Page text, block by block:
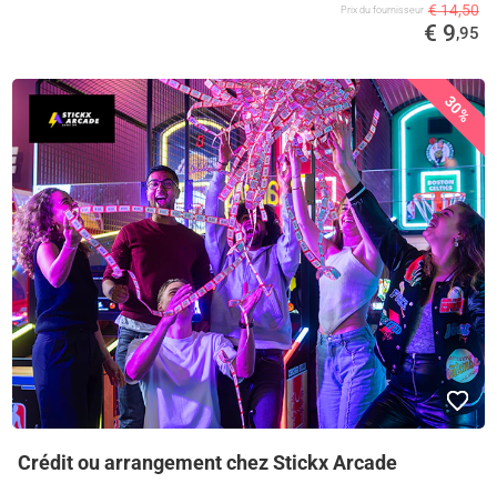
Prix ​​du fournisseur € 14,50
€ 9,95
30%
Crédit ou arrangement chez Stickx Arcade